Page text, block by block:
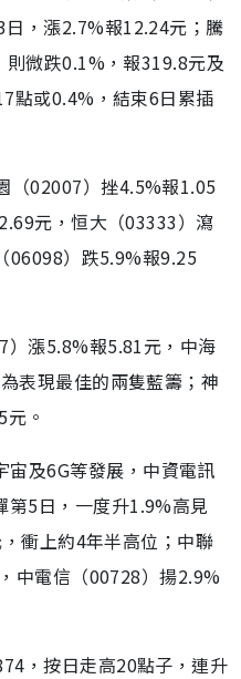
，漲2.7%報12.24元；騰
微跌0.1%，報319.8元及
點或0.4%，結束6日累插
（02007）挫4.5%報1.05
元，恒大（03333）瀉
06098）跌5.9%報9.25
）漲5.8%報5.81元，中海
表現最佳的兩隻藍籌；神
。
宙及6G等發展，中資電訊
第5日，一度升1.9%高見
衝上約4年半高位；中聯
中電信（00728）揚2.9%
，按日走高20點子，連升